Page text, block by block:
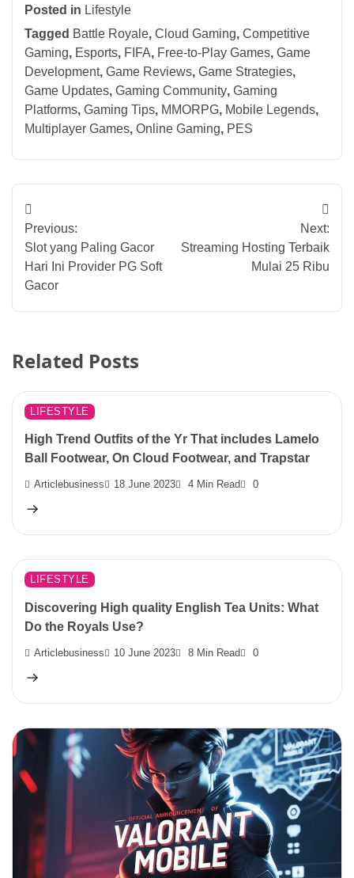
Posted in Lifestyle
Tagged Battle Royale, Cloud Gaming, Competitive
Gaming, Esports, FIFA, Free-to-Play Games, Game
Development, Game Reviews, Game Strategies,
Game Updates, Gaming Community, Gaming
Platforms, Gaming Tips, MMORPG, Mobile Legends,
Multiplayer Games, Online Gaming, PES
Post
navigation
Previous:
Slot yang Paling Gacor
Hari Ini Provider PG Soft
Gacor
Next:
Streaming Hosting Terbaik
Mulai 25 Ribu
Related Posts
LIFESTYLE
High Trend Outfits of the Yr That includes Lamelo
Ball Footwear, On Cloud Footwear, and Trapstar
Articlebusiness 18 June 2023 4 Min Read 0
LIFESTYLE
Discovering High quality English Tea Units: What
Do the Royals Use?
Articlebusiness 10 June 2023 8 Min Read 0